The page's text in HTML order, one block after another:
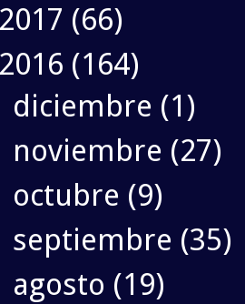
2017 (66)
2016 (164)
diciembre (1)
noviembre (27)
octubre (9)
septiembre (35)
agosto (19)